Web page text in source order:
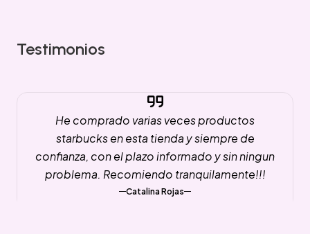
Testimonios
He comprado varias veces productos
starbucks en esta tienda y siempre de
confianza, con el plazo informado y sin ningun
problema. Recomiendo tranquilamente!!!
Catalina Rojas